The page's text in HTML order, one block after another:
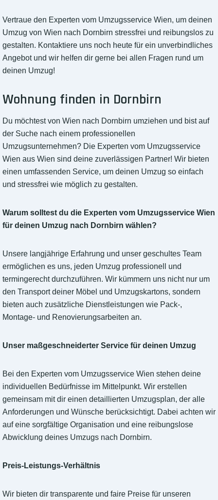
Vertraue den Experten vom Umzugsservice Wien, um deinen
Umzug von Wien nach Dornbirn stressfrei und reibungslos zu
gestalten. Kontaktiere uns noch heute für ein unverbindliches
Angebot und wir helfen dir gerne bei allen Fragen rund um
deinen Umzug!
Wohnung finden in Dornbirn
Du möchtest von Wien nach Dornbirn umziehen und bist auf
der Suche nach einem professionellen
Umzugsunternehmen? Die Experten vom Umzugsservice
Wien aus Wien sind deine zuverlässigen Partner! Wir bieten
einen umfassenden Service, um deinen Umzug so einfach
und stressfrei wie möglich zu gestalten.
Warum solltest du die Experten vom Umzugsservice Wien
für deinen Umzug nach Dornbirn wählen?
Unsere langjährige Erfahrung und unser geschultes Team
ermöglichen es uns, jeden Umzug professionell und
termingerecht durchzuführen. Wir kümmern uns nicht nur um
den Transport deiner Möbel und Umzugskartons, sondern
bieten auch zusätzliche Dienstleistungen wie Pack-,
Montage- und Renovierungsarbeiten an.
Unser maßgeschneiderter Service für deinen Umzug
Bei den Experten vom Umzugsservice Wien stehen deine
individuellen Bedürfnisse im Mittelpunkt. Wir erstellen
gemeinsam mit dir einen detaillierten Umzugsplan, der alle
Anforderungen und Wünsche berücksichtigt. Dabei achten wir
auf eine sorgfältige Organisation und eine reibungslose
Abwicklung deines Umzugs nach Dornbirn.
Preis-Leistungs-Verhältnis
Wir bieten dir transparente und faire Preise für unseren